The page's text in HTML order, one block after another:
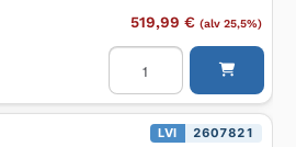
519,99 € (alv 25,5%)
SADEVESIKANSI
KAIVOON
UPONOR
L-
500
LVI 2607821